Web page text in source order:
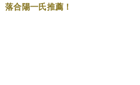
落合陽一氏推薦！